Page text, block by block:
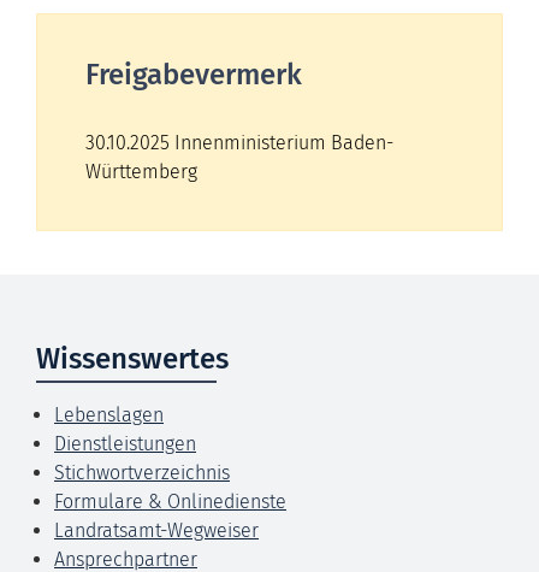
Freigabevermerk
30.10.2025 Innenministerium Baden-
Württemberg
Wissenswertes
Lebenslagen
Dienstleistungen
Stichwortverzeichnis
Formulare & Onlinedienste
Landratsamt-Wegweiser
Ansprechpartner